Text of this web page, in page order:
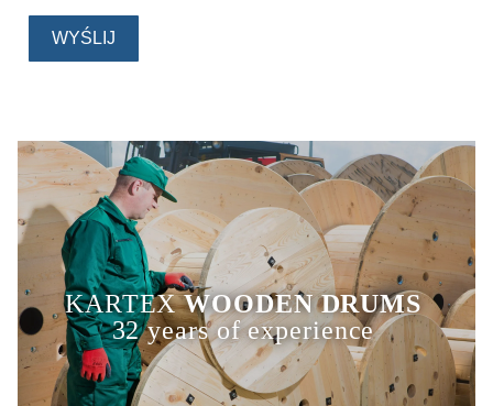
KARTEXWOODEN DRUMS
32 years of experience